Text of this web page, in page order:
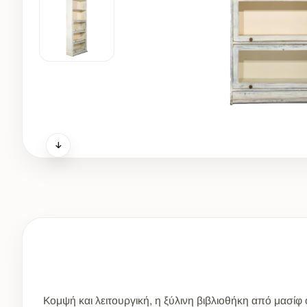
Κομψή και λειτουργική, η ξύλινη βιβλιοθήκη από